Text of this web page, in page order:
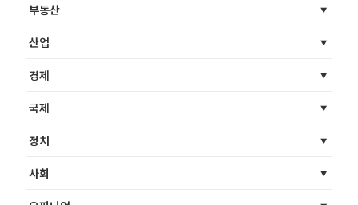
부동산
산업
경제
국제
정치
사회